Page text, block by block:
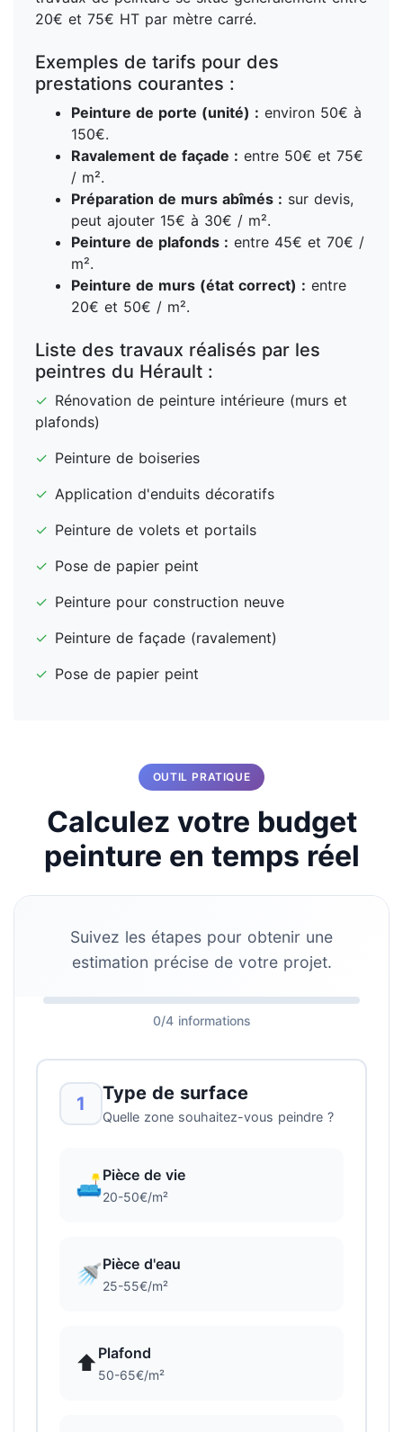
20€ et 75€ HT par mètre carré.
Exemples de tarifs pour des
prestations courantes :
Peinture de porte (unité) : environ 50€ à
150€.
Ravalement de façade : entre 50€ et 75€
/ m².
Préparation de murs abîmés : sur devis,
peut ajouter 15€ à 30€ / m².
Peinture de plafonds : entre 45€ et 70€ /
m².
Peinture de murs (état correct) : entre
20€ et 50€ / m².
Liste des travaux réalisés par les
peintres du Hérault :
✓ Rénovation de peinture intérieure (murs et
plafonds)
✓ Peinture de boiseries
✓ Application d'enduits décoratifs
✓ Peinture de volets et portails
✓ Pose de papier peint
✓ Peinture pour construction neuve
✓ Peinture de façade (ravalement)
✓ Pose de papier peint
OUTIL PRATIQUE
Calculez votre budget
peinture en temps réel
Suivez les étapes pour obtenir une
estimation précise de votre projet.
0/4 informations
1 Type de surface
Quelle zone souhaitez-vous peindre ?
🛋️Pièce de vie
20-50€/m²
🚿Pièce d'eau
25-55€/m²
⬆️ Plafond
50-65€/m²